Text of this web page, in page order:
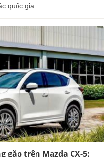
quốc gia.
trên Mazda CX-5: